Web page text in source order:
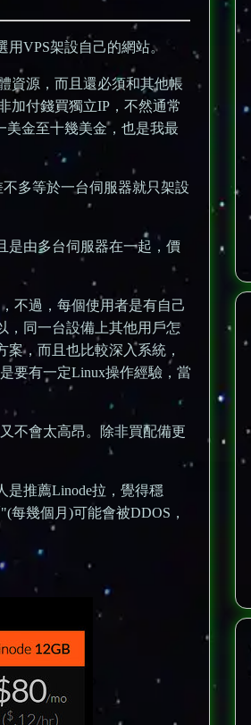
VPS架設自己的網站。
資源，而且還必須和其他帳
加付錢買獨立IP，不然通常
美金至十幾美金，也是我最
多等於一台伺服器就只架設
是由多台伺服器在一起，價
不過，每個使用者是有自己
，同一台設備上其他用戶怎
，而且也比較深入系統，
要有一定Linux操作經驗，當
不會太高昂。除非買配備更
是推薦Linode拉，覺得穩
幾個月)可能會被DDOS，